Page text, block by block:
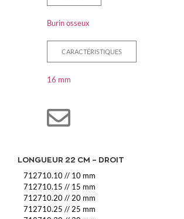
Burin osseux
CARACTÉRISTIQUES
16 mm
LONGUEUR 22 CM – DROIT
712710.10// 10 mm
712710.15 // 15 mm
712710.20// 20 mm
712710.25 // 25 mm